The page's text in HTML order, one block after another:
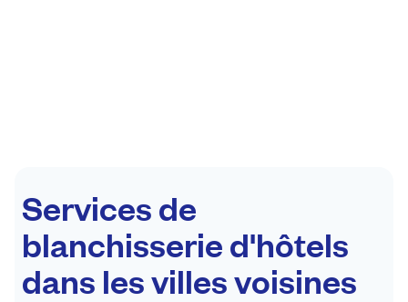
Services de
blanchisserie d'hôtels
dans les villes voisines